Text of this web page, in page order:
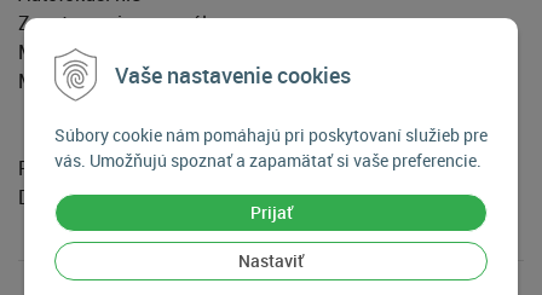
Vaše nastavenie cookies
Súbory cookie nám pomáhajú pri poskytovaní služieb pre
vás. Umožňujú spoznať a zapamätať si vaše preferencie.
Prijať
Nastaviť
Zaostrovanie: manuálne
Max. ohnisková vzdialenosť 11
Min. ohnisková vzdialenosť 6
Rozmery a hmotnosť:
Dĺžka 83,4 mm, priemer 63,5 mm pri hmotnosti 502 g.